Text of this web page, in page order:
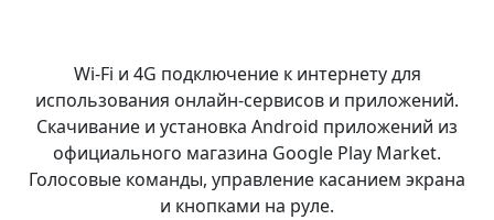
Wi-Fi и 4G подключение к интернету для
использования онлайн-сервисов и приложений.
Скачивание и установка Android приложений из
официального магазина Google Play Market.
Голосовые команды, управление касанием экрана
и кнопками на руле.